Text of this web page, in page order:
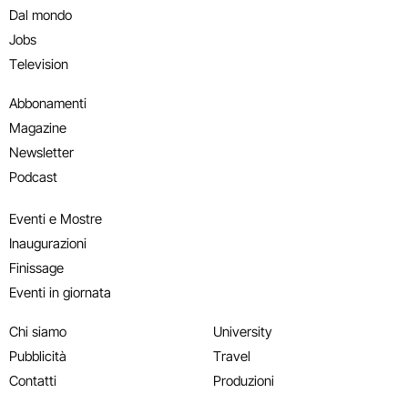
Dal mondo
Jobs
Television
Abbonamenti
Magazine
Newsletter
Podcast
Eventi e Mostre
Inaugurazioni
Finissage
Eventi in giornata
Chi siamo
Pubblicità
Contatti
University
Travel
Produzioni